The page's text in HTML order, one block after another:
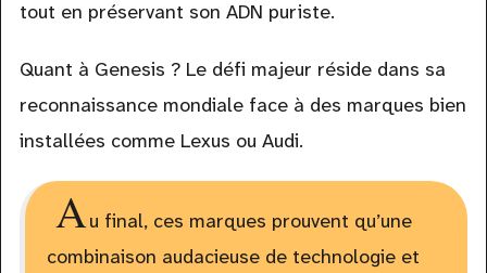
tout en préservant son ADN puriste.
Quant à Genesis ? Le défi majeur réside dans sa
reconnaissance mondiale face à des marques bien
installées comme Lexus ou Audi.
Au final, ces marques prouvent qu’une
combinaison audacieuse de technologie et